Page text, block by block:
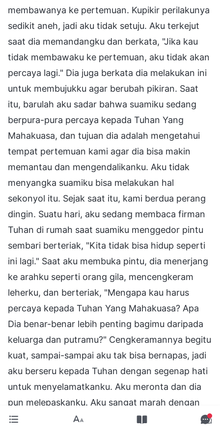
membawanya ke pertemuan. Kupikir perilakunya
sedikit aneh, jadi aku tidak setuju. Aku terkejut
saat dia memandangku dan berkata, "Jika kau
tidak membawaku ke pertemuan, aku tidak akan
percaya lagi." Dia juga berkata dia melakukan ini
untuk membujukku agar berubah pikiran. Saat
itu, barulah aku sadar bahwa suamiku sedang
berpura-pura percaya kepada Tuhan Yang
Mahakuasa, dan tujuan dia adalah mengetahui
tempat pertemuan kami agar dia bisa makin
memantau dan mengendalikanku. Aku tidak
menyangka suamiku bisa melakukan hal
sekonyol itu. Sejak saat itu, kami berdua perang
dingin. Suatu hari, aku sedang membaca firman
Tuhan di rumah saat suamiku menggedor pintu
sembari berteriak, "Kita tidak bisa hidup seperti
ini lagi." Saat aku membuka pintu, dia menerjang
ke arahku seperti orang gila, mencengkeram
leherku, dan berteriak, "Mengapa kau harus
percaya kepada Tuhan Yang Mahakuasa? Apa
Dia benar-benar lebih penting bagimu daripada
keluarga dan putramu?" Cengkeramannya begitu
kuat, sampai-sampai aku tak bisa bernapas, jadi
aku berseru kepada Tuhan dengan segenap hati
untuk menyelamatkanku. Aku meronta dan dia
pun melepaskanku. Aku sangat marah dengan
apa yang terjadi, dan merasa sangat sedih.